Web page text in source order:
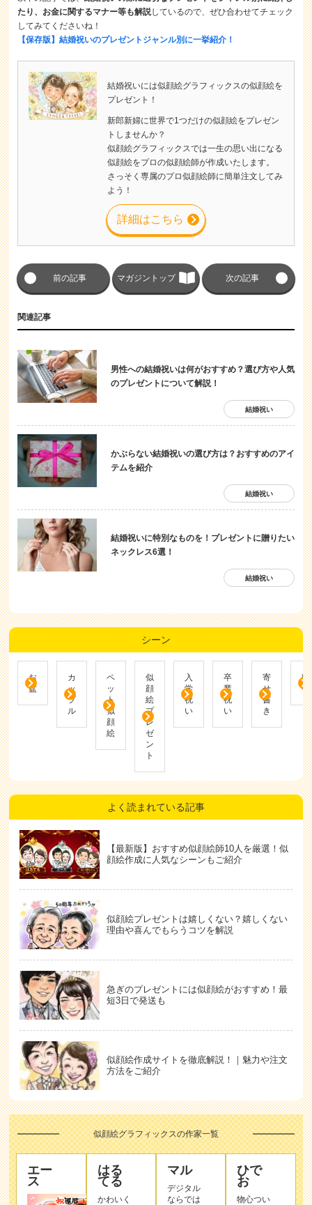
たり、お金に関するマナー等も解説しているので、ぜひ合わせてチェック
してみてくださいね！
【保存版】結婚祝いのプレゼントジャンル別に一挙紹介！
結婚祝いには似顔絵グラフィックスの似顔絵を
プレゼント！
新郎新婦に世界で1つだけの似顔絵をプレゼン
トしませんか？
似顔絵グラフィックスでは一生の思い出になる
似顔絵をプロの似顔絵師が作成いたします。
さっそく専属のプロ似顔絵師に簡単注文してみ
よう！
詳細はこちら
前の記事 マガジントップ 次の記事
関連記事
男性への結婚祝いは何がおすすめ？選び方や人気
のプレゼントについて解説！
結婚祝い
かぶらない結婚祝いの選び方は？おすすめのアイ
テムを紹介
結婚祝い
結婚祝いに特別なものを！プレゼントに贈りたい
ネックレス6選！
結婚祝い
シーン
お
盆
カ
ッ
プ
ル
ペ
ッ
ト
似
顔
絵
似
顔
絵
プ
レ
ゼ
ン
ト
入
学
祝
い
卒
業
祝
い
寄
せ
書
き
帰
省
よく読まれている記事
【最新版】おすすめ似顔絵師10人を厳選！似
顔絵作成に人気なシーンもご紹介
似顔絵プレゼントは嬉しくない？嬉しくない
理由や喜んでもらうコツを解説
急ぎのプレゼントには似顔絵がおすすめ！最
短3日で発送も
似顔絵作成サイトを徹底解説！｜魅力や注文
方法をご紹介
似顔絵グラフィックスの作家一覧
エー
ス
はる
てる
かわいく
マル
デジタル
ならでは
ひで
お
物心つい